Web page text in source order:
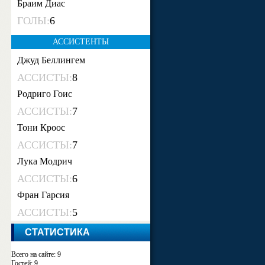
Браим Диас
ГОЛЫ:6
АССИСТЕНТЫ
Джуд Беллингем
АССИСТЫ:8
Родриго Гоис
АССИСТЫ:7
Тони Кроос
АССИСТЫ:7
Лука Модрич
АССИСТЫ:6
Фран Гарсия
АССИСТЫ:5
СТАТИСТИКА
Всего на сайте: 9
Гостей: 9